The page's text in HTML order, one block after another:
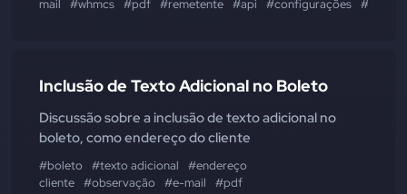
mail
#whmcs #pdf #remetente #api #configurações #plugin
Inclusão de Texto Adicional no Boleto
Discussão sobre a inclusão de texto adicional no
boleto, como endereço do cliente
#boleto #texto adicional
#endereço
cliente #observação #e-mail #pdf